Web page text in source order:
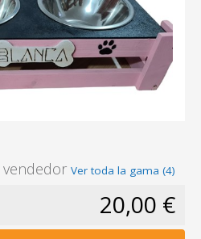
Ver toda la gama (4)
20,00 €